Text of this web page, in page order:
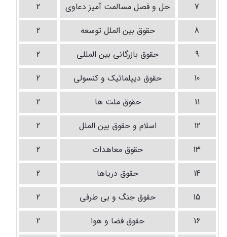
7
حل و فصل مسالمت آمیز دعاوی
2
8
حقوق بین الملل توسعه
2
9
حقوق بازرگانی بین المللی
2
10
حقوق دیپلماتیک و کنسولی
2
11
حقوق ملت ها
2
12
اسلام و حقوق بین الملل
2
13
حقوق معاهدات
2
14
حقوق دریاها
2
15
حقوق جنگ و بی طرفی
2
16
حقوق فضا و هوا
2